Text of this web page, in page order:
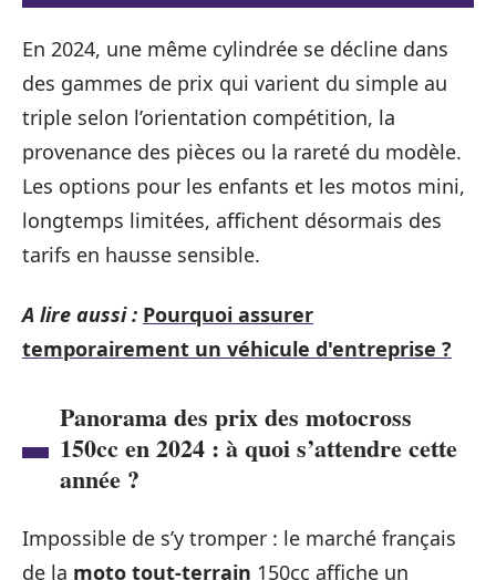
En 2024, une même cylindrée se décline dans
des gammes de prix qui varient du simple au
triple selon l’orientation compétition, la
provenance des pièces ou la rareté du modèle.
Les options pour les enfants et les motos mini,
longtemps limitées, affichent désormais des
tarifs en hausse sensible.
A lire aussi : Pourquoi assurer
temporairement un véhicule d'entreprise ?
Panorama des prix des motocross
150cc en 2024 : à quoi s’attendre cette
année ?
Impossible de s’y tromper : le marché français
de la moto tout-terrain 150cc affiche un